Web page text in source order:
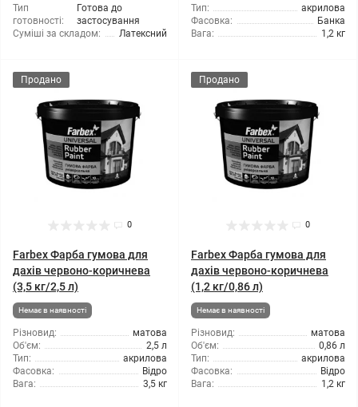
Тип
готовності:
Готова до
застосування
Суміші за складом:
Латексний
Тип:
акрилова
Фасовка:
Банка
Вага:
1,2 кг
Продано
0
Farbex Фарба гумова для
дахів червоно-коричнева
(3,5 кг/2,5 л)
Немає в наявності
Різновид:
матова
Об'єм:
2,5 л
Тип:
акрилова
Фасовка:
Відро
Вага:
3,5 кг
Продано
0
Farbex Фарба гумова для
дахів червоно-коричнева
(1,2 кг/0,86 л)
Немає в наявності
Різновид:
матова
Об'єм:
0,86 л
Тип:
акрилова
Фасовка:
Відро
Вага:
1,2 кг